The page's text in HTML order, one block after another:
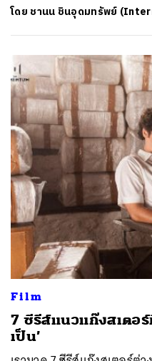
โดย ชานน ชินอุดมทรัพย์
Film
7 ซีรีส์แนวแก๊งสเตอร์
เป็น’